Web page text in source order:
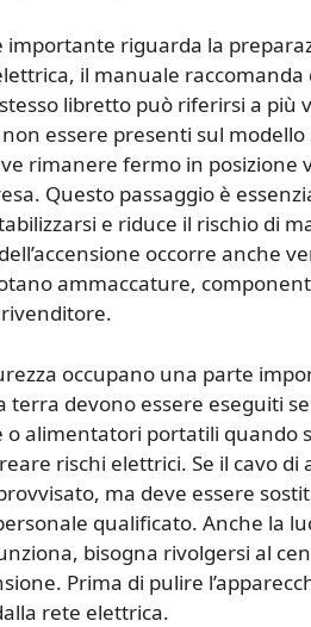
importante riguarda la
il manuale
libretto può riferirsi a più
essere presenti sul
rimanere fermo in posizione
Questo passaggio è
e riduce il rischio di
occorre anche
ammaccature,
occupano una parte
terra devono essere eseguiti
o alimentatori portatili quando
rischi elettrici. Se il cavo
ma deve essere
qualificato. Anche la
bisogna rivolgersi al
Prima di pulire
rete elettrica.